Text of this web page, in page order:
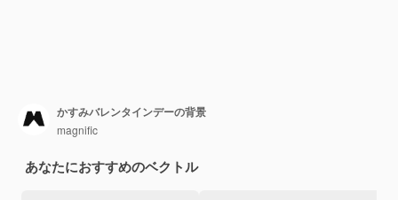
かすみバレンタインデーの背景
magnific
あなたにおすすめのベクトル